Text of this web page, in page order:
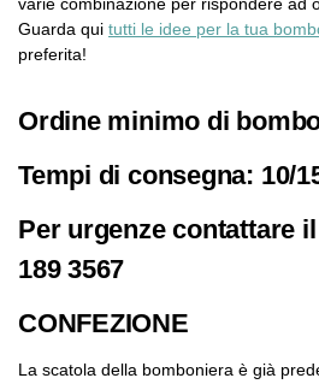
Guarda qui tutti le idee per la tua
preferita!
Ordine minimo di
Tempi di consegna: 10/
Per urgenze contattare
189 3567
CONFEZIONE
La scatola della bomboniera è già